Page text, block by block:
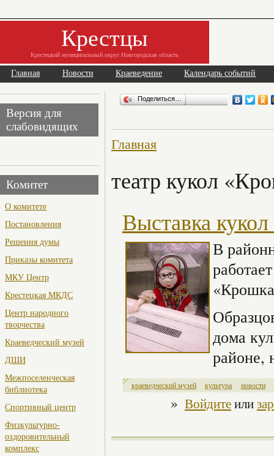
Крестцы
Крестецкий муниципальный округ Новгородская область
Главная Новости Краеведение Календарь событий
Версия для
слабовидящих
Комитет
О комитете
Постановления
Решения думы
Приказы комитета
МКУ Центр
Крестецкая МКДС
Центр народного
творчества
Краеведческий музей
ДШИ
Межпоселенческая
библиотека
Спортивный центр
Физкультурно-
оздоровительный
комплекс
Поделиться…
Главная
театр кукол
Выставка
В
дома
районе,
краеведческий музей культура новости
» Войдитеили